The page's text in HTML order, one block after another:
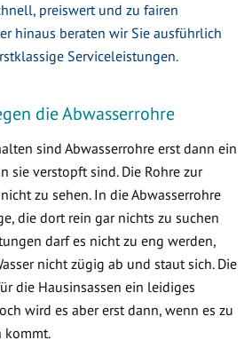
preiswert und zu fairen
hinaus beraten wir Sie ausführlich
Serviceleistungen.
die Abwasserrohre
sind Abwasserrohre erst dann ein
sie verstopft sind. Die Rohre zur
zu sehen. In die Abwasserrohre
die dort rein gar nichts zu suchen
darf es nicht zu eng werden,
nicht zügig ab und staut sich. Die
die Hausinsassen ein leidiges
wird es aber erst dann, wenn es zu
kommt.